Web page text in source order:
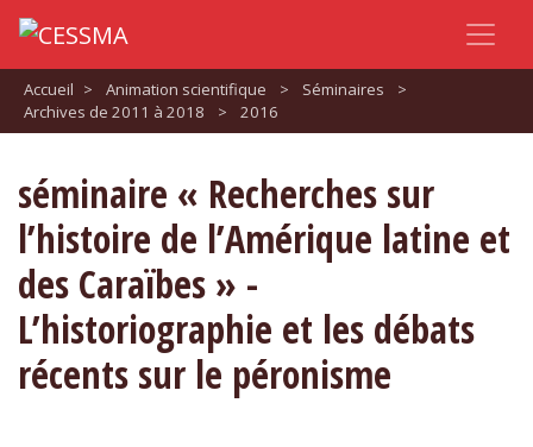
Accueil > Animation scientifique > Séminaires
>
Archives de 2011 à 2018
> 2016
séminaire « Recherches sur
l’histoire de l’Amérique latine et
des Caraïbes » -
L’historiographie et les débats
récents sur le péronisme